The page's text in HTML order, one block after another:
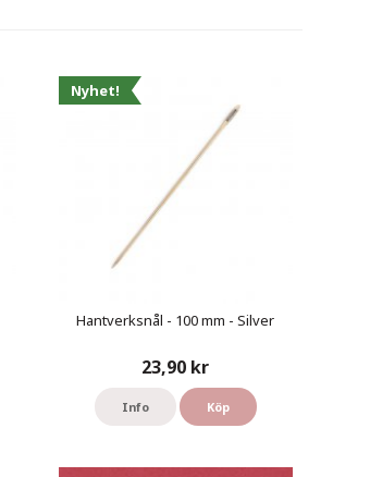
Nyhet!
Hantverksnål - 100 mm - Silver
23,90 kr
Info Köp